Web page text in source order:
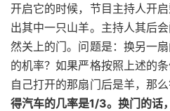
开启它的时候，节目主持人开
出其中一只山羊。主持人其后
然关上的门。问题是：换另一
的机率？如果严格按照上述的
自己打开的那扇门后是羊，那么
得汽车的几率是1/3。换门的话